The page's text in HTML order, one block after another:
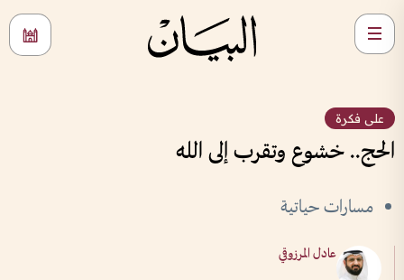
على فكرة
الحج.. خشوع وتقرب إلى الله
مسارات حياتية
عادل المرزوقي